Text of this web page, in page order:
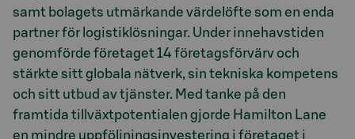
samt bolagets utmärkande värdelöfte som en enda
partner för logistiklösningar. Under innehavstiden
genomförde företaget 14 företagsförvärv och
stärkte sitt globala nätverk, sin tekniska kompetens
och sitt utbud av tjänster. Med tanke på den
framtida tillväxtpotentialen gjorde Hamilton Lane
en mindre uppföljningsinvestering i företaget i